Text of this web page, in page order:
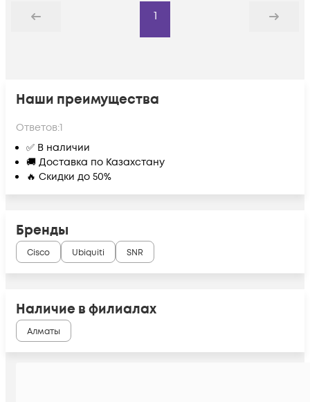
Назад
1
Дальше
Наши преимущества
Ответов:1
✅ В наличии
🚚 Доставка по Казахстану
🔥 Скидки до 50%
Бренды
Cisco Ubiquiti SNR
Наличие в филиалах
Алматы